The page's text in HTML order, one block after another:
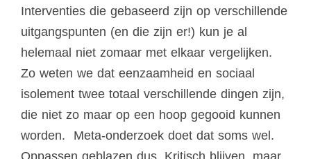
Interventies die gebaseerd zijn op verschillende
uitgangspunten (en die zijn er!) kun je al
helemaal niet zomaar met elkaar vergelijken.
Zo weten we dat eenzaamheid en sociaal
isolement twee totaal verschillende dingen zijn,
die niet zo maar op een hoop gegooid kunnen
worden. Meta-onderzoek doet dat soms wel.